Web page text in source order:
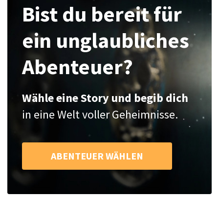
Bist du bereit für
ein unglaubliches
Abenteuer?
Wähle eine Story und begib dich
in eine Welt voller Geheimnisse.
ABENTEUER WÄHLEN